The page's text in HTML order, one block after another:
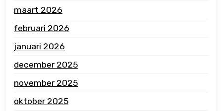
maart 2026
februari 2026
januari 2026
december 2025
november 2025
oktober 2025